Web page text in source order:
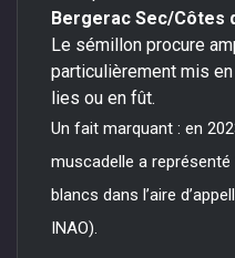
Bergerac Sec/Côtes
Le sémillon procure
particulièrement mis
lies ou en fût.
Un fait marquant : en
muscadelle a
blancs dans l’aire
INAO).